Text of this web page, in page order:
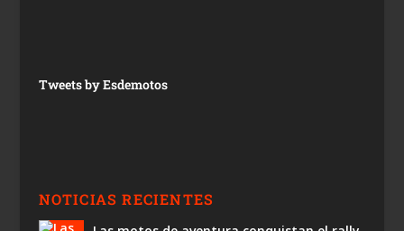
Tweets by Esdemotos
NOTICIAS RECIENTES